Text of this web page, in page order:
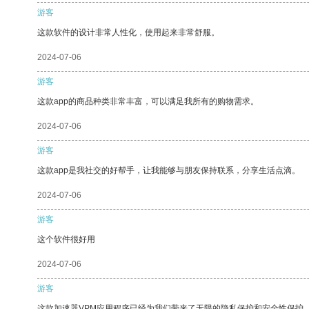
游客
这款软件的设计非常人性化，使用起来非常舒服。
2024-07-06
游客
这款app的商品种类非常丰富，可以满足我所有的购物需求。
2024-07-06
游客
这款app是我社交的好帮手，让我能够与朋友保持联系，分享生活点滴。
2024-07-06
游客
这个软件很好用
2024-07-06
游客